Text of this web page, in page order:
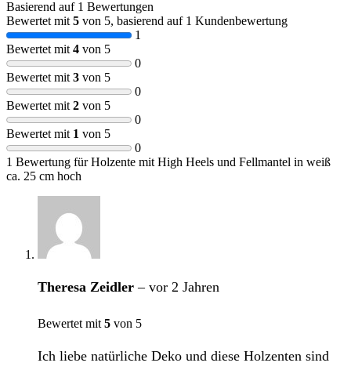
Basierend auf 1 Bewertungen
Bewertet mit 5 von 5, basierend auf 1 Kundenbewertung
1
Bewertet mit 4 von 5
0
Bewertet mit 3 von 5
0
Bewertet mit 2 von 5
0
Bewertet mit 1 von 5
0
1 Bewertung fürHolzente mit High Heels und Fellmantel in weiß
ca. 25 cm hoch
Theresa Zeidler– vor 2 Jahren
Bewertet mit 5 von 5
Ich liebe natürliche Deko und diese Holzenten sind